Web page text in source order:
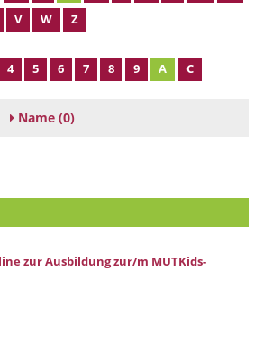
V W Z
4 5 6 7 8 9 A C
Name (0)
zur Ausbildung zur/m MUTKids-